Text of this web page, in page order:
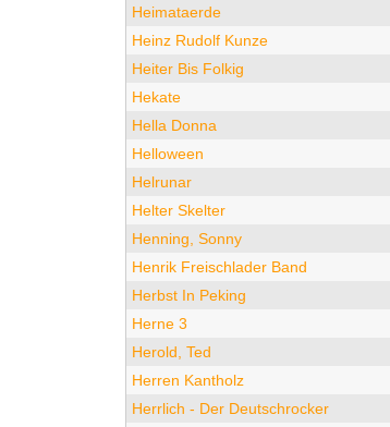
Heimataerde
Heinz Rudolf Kunze
Heiter Bis Folkig
Hekate
Hella Donna
Helloween
Helrunar
Helter Skelter
Henning, Sonny
Henrik Freischlader Band
Herbst In Peking
Herne 3
Herold, Ted
Herren Kantholz
Herrlich - Der Deutschrocker